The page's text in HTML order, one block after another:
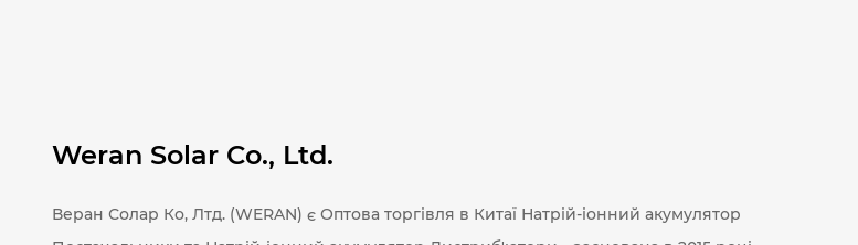
Weran Solar Co., Ltd.
Веран Солар Ко, Лтд. (WERAN) є Оптова торгівля в Китаї Натрій-іонний акумулятор